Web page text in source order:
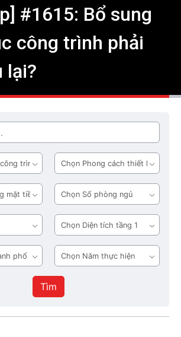
#1615: Bổ sung
công trình phải
lại?
Phong
cách
thiết
kế
Số
phòng
ngủ
Diện
tích
tầng
1
Năm
thực
hiện
Tìm